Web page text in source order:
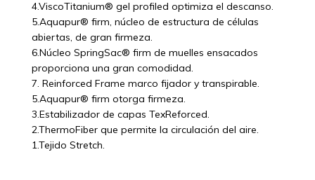
4.ViscoTitanium® gel profiled optimiza el descanso.
5.Aquapur® firm, núcleo de estructura de células
abiertas, de gran firmeza.
6.Núcleo SpringSac® firm de muelles ensacados
proporciona una gran comodidad.
7. Reinforced Frame marco fijador y transpirable.
5.Aquapur® firm otorga firmeza.
3.Estabilizador de capas TexReforced.
2.ThermoFiber que permite la circulación del aire.
1.Tejido Stretch.